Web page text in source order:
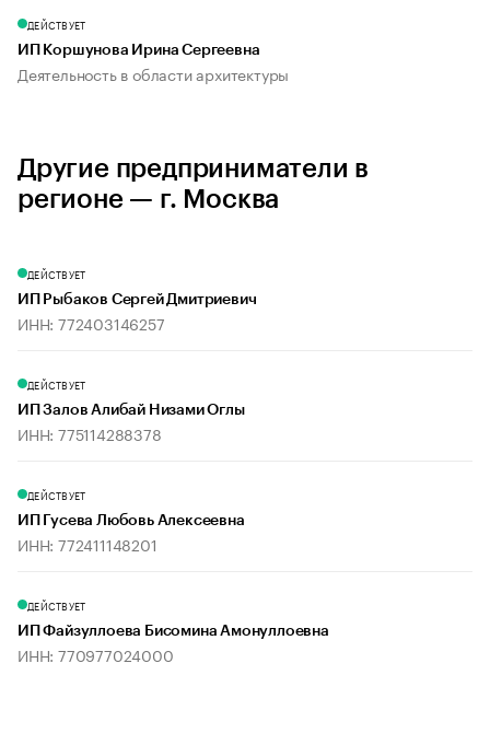
ДЕЙСТВУЕТ
ИП Коршунова Ирина Сергеевна
Деятельность в области архитектуры
Другие предприниматели в
регионе — г. Москва
ДЕЙСТВУЕТ
ИП Рыбаков Сергей Дмитриевич
ИНН: 772403146257
ДЕЙСТВУЕТ
ИП Залов Алибай Низами Оглы
ИНН: 775114288378
ДЕЙСТВУЕТ
ИП Гусева Любовь Алексеевна
ИНН: 772411148201
ДЕЙСТВУЕТ
ИП Файзуллоева Бисомина Амонуллоевна
ИНН: 770977024000